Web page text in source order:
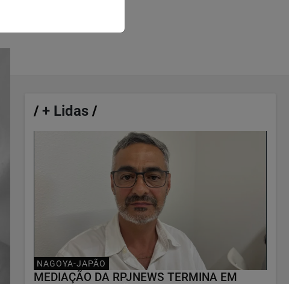
/+ Lidas /
NAGOYA-JAPÃO
MEDIAÇÃO DA RPJNEWS TERMINA EM